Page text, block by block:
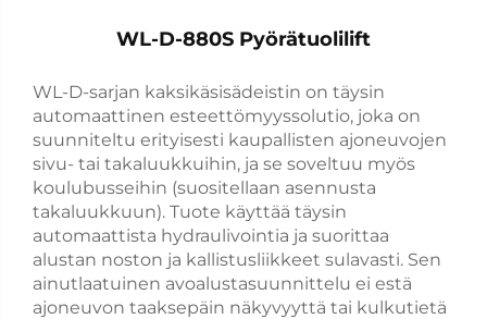
WL-D-880S Pyörätuolilift
WL-D-sarjan kaksikäsisädeistin on täysin
automaattinen esteettömyyssolutio, joka on
suunniteltu erityisesti kaupallisten ajoneuvojen
sivu- tai takaluukkuihin, ja se soveltuu myös
koulubusseihin (suositellaan asennusta
takaluukkuun). Tuote käyttää täysin
automaattista hydraulivointia ja suorittaa
alustan noston ja kallistusliikkeet sulavasti. Sen
ainutlaatuinen avoalustasuunnittelu ei estä
ajoneuvon taaksepäin näkyvyyttä tai kulkutietä